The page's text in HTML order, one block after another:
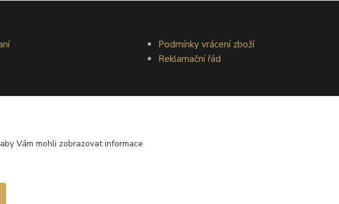
Podmínky vrácení zboží
Reklamační řád
Vám mohli zobrazovat informace